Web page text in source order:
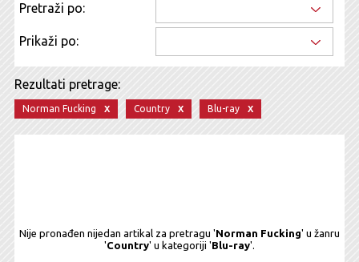
Pretraži po:
Prikaži po:
Rezultati pretrage:
Norman Fucking x Country x Blu-ray x
Nije pronađen nijedan artikal za pretragu 'Norman Fucking' u žanru
'Country' u kategoriji 'Blu-ray'.